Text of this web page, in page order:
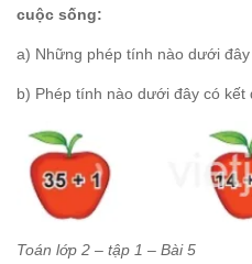
cuộc sống:
a) Những phép tính nào dưới
b) Phép tính nào dưới đây có kết
Toán lớp 2 – tập 1 – Bài 5